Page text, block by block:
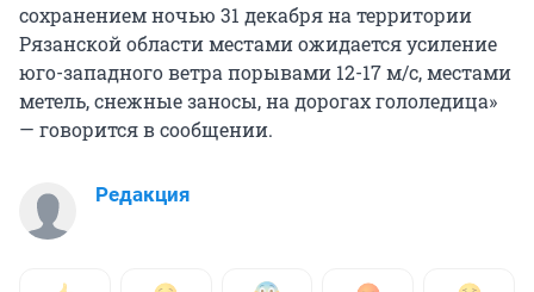
сохранением ночью 31 декабря на территории
Рязанской области местами ожидается усиление
юго-западного ветра порывами 12-17 м/с, местами
метель, снежные заносы, на дорогах гололедица»
— говорится в сообщении.
Редакция